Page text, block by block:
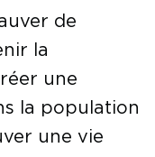
de
la
une
la population
une vie